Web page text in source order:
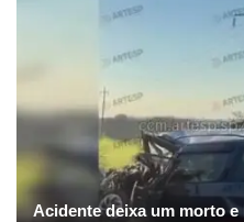
Acidente deixa um morto